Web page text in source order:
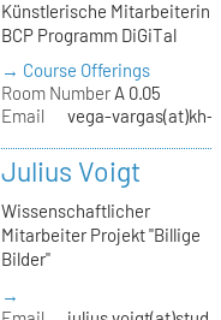
Künstlerische Mitarbeiterin
BCP Programm DiGiTal
→ Course Offerings
Room NumberA 0.05
Email
vega-vargas(at)kh-
Julius Voigt
Wissenschaftlicher
Mitarbeiter Projekt "Billige
Bilder"
→